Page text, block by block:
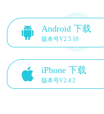
Android 下载
版本号V2.5.10
iPhone 下载
版本号V2.4.2